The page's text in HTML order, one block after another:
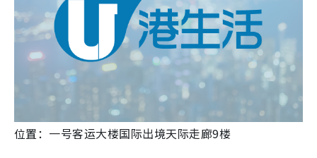
位置：一号客运大楼国际出境天际走廊9楼